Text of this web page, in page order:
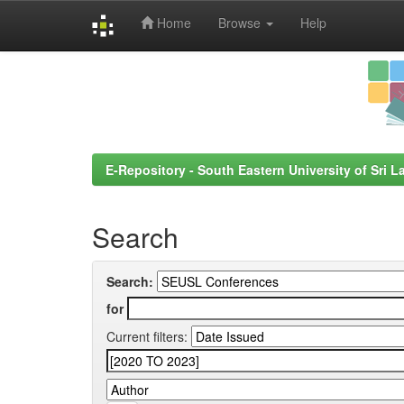
Home Browse Help
E-Repository - South Eastern University of Sri
Search
Search:
for
Current filters: